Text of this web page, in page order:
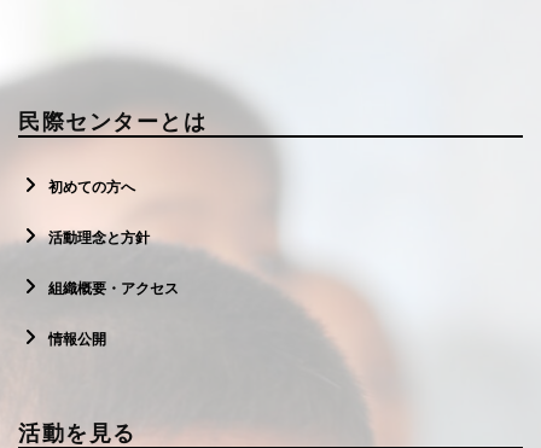
民際センターとは
初めての方へ
活動理念と方針
組織概要・アクセス
情報公開
活動を見る